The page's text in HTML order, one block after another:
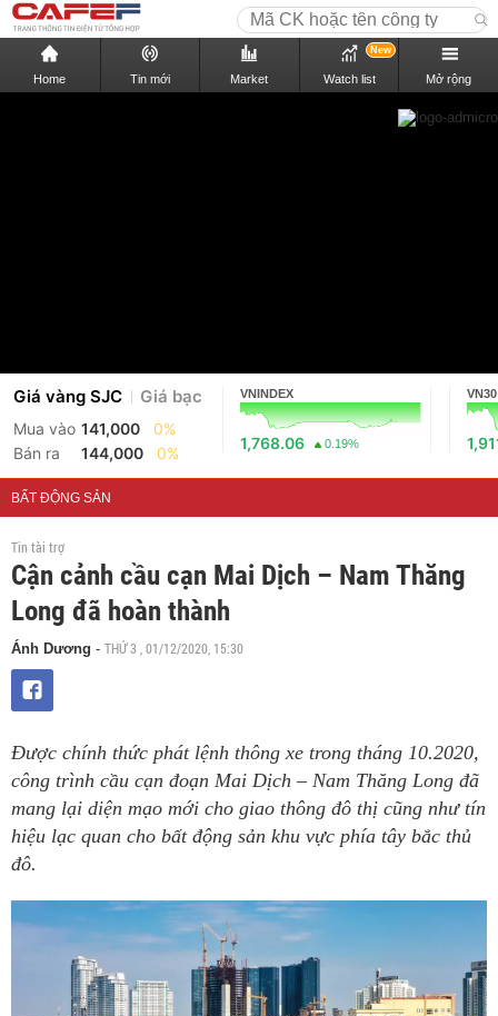
Home Tin mới Market Watch list
New
Mở rộng
Giá vàng SJC Giá bạc
Mua vào 141,000
0%
Bán ra
144,000 0%
VNINDEX
1,768.06 0.19%
VN30
BẤT ĐỘNG SẢN
Tin tài trợ
Cận cảnh cầu cạn Mai Dịch – Nam Thăng
Long đã hoàn thành
Ánh Dương - THỨ 3 , 01/12/2020, 15:30
Được chính thức phát lệnh thông xe trong tháng 10.2020,
công trình cầu cạn đoạn Mai Dịch – Nam Thăng Long đã
mang lại diện mạo mới cho giao thông đô thị cũng như tín
hiệu lạc quan cho bất động sản khu vực phía tây bắc thủ
đô.